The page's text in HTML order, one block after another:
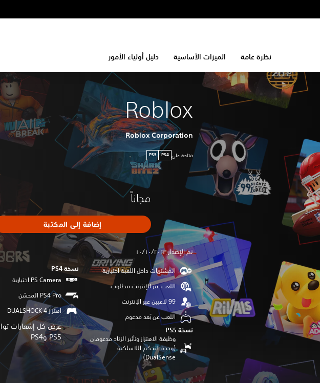
نظرة عامة الميزات الأساسية دليل أولياء الأمور
Roblox
Roblox Corporation
متاحة على PS4
PS5
مجاناً
إضافة إلى المكتبة
تم الإصدار ١٠/١٠/٢٠٢٣
المشتريات داخل اللعبة اختيارية
اللعب عبر الإنترنت مطلوب
اللعب عن بُعد مدعوم
نسخة PS5‏
وظيفة الاهتزاز وتأثير الزناد مدعومان
(وحدة التحكم اللاسلكية
DualSense‏)
نسخة PS4‏
‏PS4 Pro المحسّن
اهتزاز DUALSHOCK 4‏
عرض كل إشعارات
PS5 وPS4‏